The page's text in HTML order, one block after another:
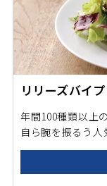
リリーズバイ
年間100種類以上
自ら腕を振るう